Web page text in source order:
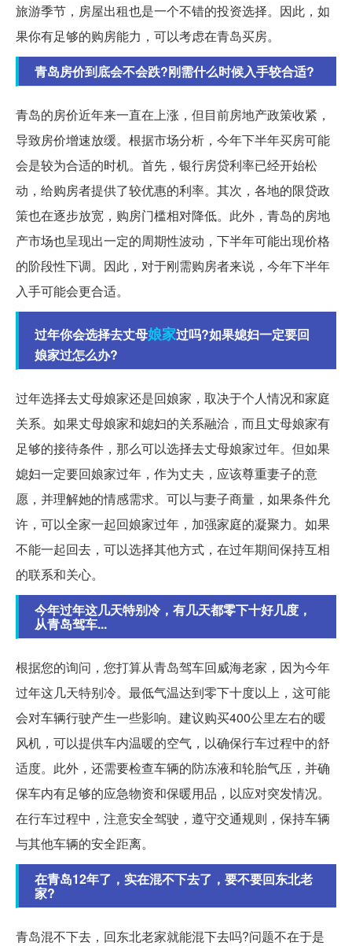
旅游季节，房屋出租也是一个不错的投资选择。因此，如
果你有足够的购房能力，可以考虑在青岛买房。
青岛房价到底会不会跌?刚需什么时候入手较合适?
青岛的房价近年来一直在上涨，但目前房地产政策收紧，
导致房价增速放缓。根据市场分析，今年下半年买房可能
会是较为合适的时机。首先，银行房贷利率已经开始松
动，给购房者提供了较优惠的利率。其次，各地的限贷政
策也在逐步放宽，购房门槛相对降低。此外，青岛的房地
产市场也呈现出一定的周期性波动，下半年可能出现价格
的阶段性下调。因此，对于刚需购房者来说，今年下半年
入手可能会更合适。
过年你会选择去丈母娘家过吗?如果媳妇一定要回
娘家过怎么办?
过年选择去丈母娘家还是回娘家，取决于个人情况和家庭
关系。如果丈母娘家和媳妇的关系融洽，而且丈母娘家有
足够的接待条件，那么可以选择去丈母娘家过年。但如果
媳妇一定要回娘家过年，作为丈夫，应该尊重妻子的意
愿，并理解她的情感需求。可以与妻子商量，如果条件允
许，可以全家一起回娘家过年，加强家庭的凝聚力。如果
不能一起回去，可以选择其他方式，在过年期间保持互相
的联系和关心。
今年过年这几天特别冷，有几天都零下十好几度，
从青岛驾车...
根据您的询问，您打算从青岛驾车回威海老家，因为今年
过年这几天特别冷。最低气温达到零下十度以上，这可能
会对车辆行驶产生一些影响。建议购买400公里左右的暖
风机，可以提供车内温暖的空气，以确保行车过程中的舒
适度。此外，还需要检查车辆的防冻液和轮胎气压，并确
保车内有足够的应急物资和保暖用品，以应对突发情况。
在行车过程中，注意安全驾驶，遵守交通规则，保持车辆
与其他车辆的安全距离。
在青岛12年了，实在混不下去了，要不要回东北老
家?
青岛混不下去，回东北老家就能混下去吗?问题不在于是